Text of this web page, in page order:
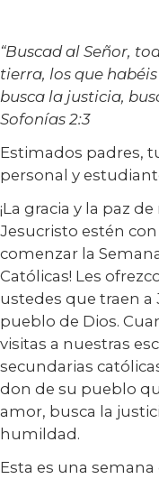
“Buscad al Señor,
tierra, los que
busca la justicia,
Sofonías 2:3
Estimados padres,
personal y
¡La gracia y la paz
Jesucristo estén con
comenzar la
Católicas! Les
ustedes que traen a
pueblo de Dios.
visitas a nuestras
secundarias
don de su pueblo
amor, busca la
humildad.
Esta es una